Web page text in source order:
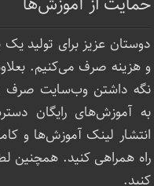
دوستان عزیز برای تولید
و هزینه صرف می‌کنیم.
نگه داشتن وب‌سایت صرف
به آموزش‌های رایگان
انتشار لینک‌ آموزش‌ها و
راه همراهی کنید. همچنین
کنید.